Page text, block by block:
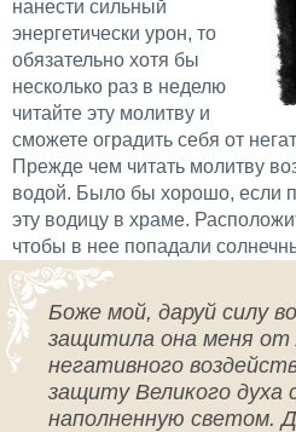
нанести сильный
энергетически урон, то
обязательно хотя бы
несколько раз в неделю
читайте эту молитву и
сможете оградить себя от
Прежде чем читать молитву
водой. Было бы хорошо, если
эту водицу в храме.
чтобы в нее попадали
Боже мой, даруй силу
защитила она меня от
негативного
защиту Великого духа
наполненную светом.